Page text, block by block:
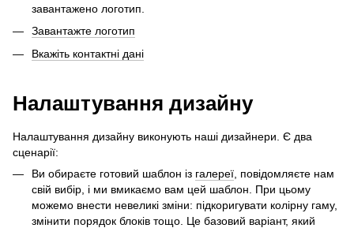
завантажено логотип.
Завантажте логотип
Вкажіть контактні дані
Налаштування дизайну
Налаштування дизайну виконують наші дизайнери. Є два
сценарії:
Ви обираєте готовий шаблон із галереї , повідомляєте нам
свій вибір, і ми вмикаємо вам цей шаблон. При цьому
можемо внести невеликі зміни: підкоригувати колірну гаму,
змінити порядок блоків тощо. Це базовий варіант, який